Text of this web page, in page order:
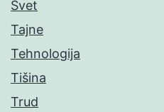
Svet
Tajne
Tehnologija
Tišina
Trud